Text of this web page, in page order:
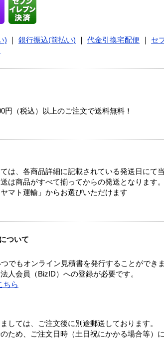
) 銀行振込(前払い) 代金引換宅配便
セ
（税込）以上のご注文で送料無料！
は、各商品詳細に記載されている発送日にて
は商品がすべて揃ってからの発送となります。
マト運輸」からお選びいただけます
ついて
でもオンライン見積書を発行することができま
人会員（BizID）への登録が必要です。
ちら
しては、ご注文後に別途郵送しております。
ため、ご注文日時（土日祝にかかる場合等）